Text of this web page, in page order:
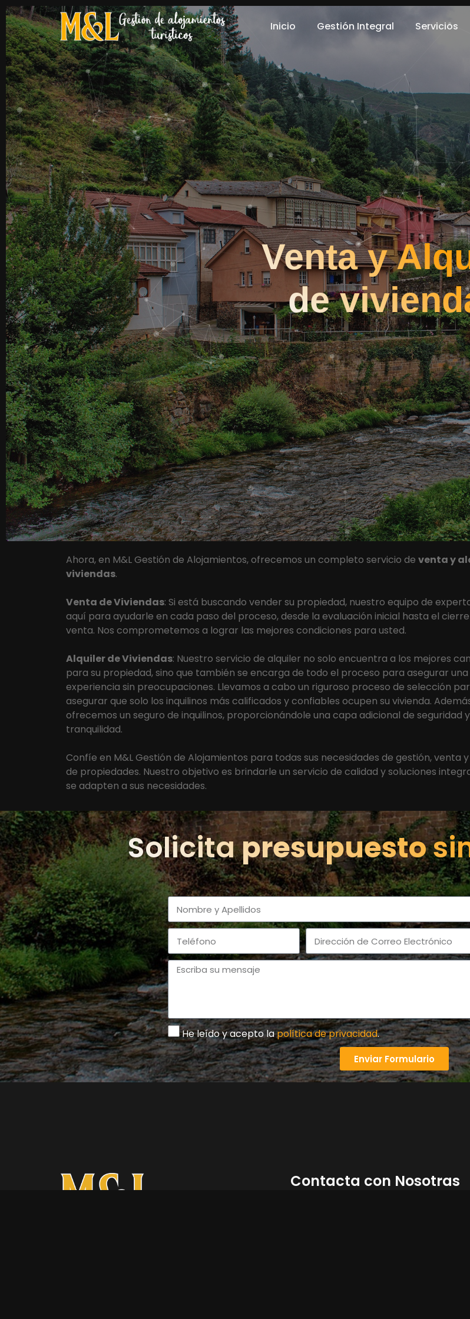
Inicio Gestión Integral Servicios
Venta y
de
Ahora, en M&L Gestión de Alojamientos, ofrecemos un completo servicio de venta y
viviendas.
Venta de Viviendas: Si está buscando vender su propiedad, nuestro equipo de
aquí para ayudarle en cada paso del proceso, desde la evaluación inicial hasta el
venta. Nos comprometemos a lograr las mejores condiciones para usted.
Alquiler de Viviendas: Nuestro servicio de alquiler no solo encuentra a los mejores
para su propiedad, sino que también se encarga de todo el proceso para asegurar una
experiencia sin preocupaciones. Llevamos a cabo un riguroso proceso de selección
asegurar que solo los inquilinos más calificados y confiables ocupen su vivienda.
ofrecemos un seguro de inquilinos, proporcionándole una capa adicional de seguridad y
tranquilidad.
Confíe en M&L Gestión de Alojamientos para todas sus necesidades de gestión, venta
de propiedades. Nuestro objetivo es brindarle un servicio de calidad y soluciones
se adapten a sus necesidades.
Solicitapresupuesto
He leído y acepto lapolítica de privacidad.
Enviar Formulario
Contacta con Nosotras